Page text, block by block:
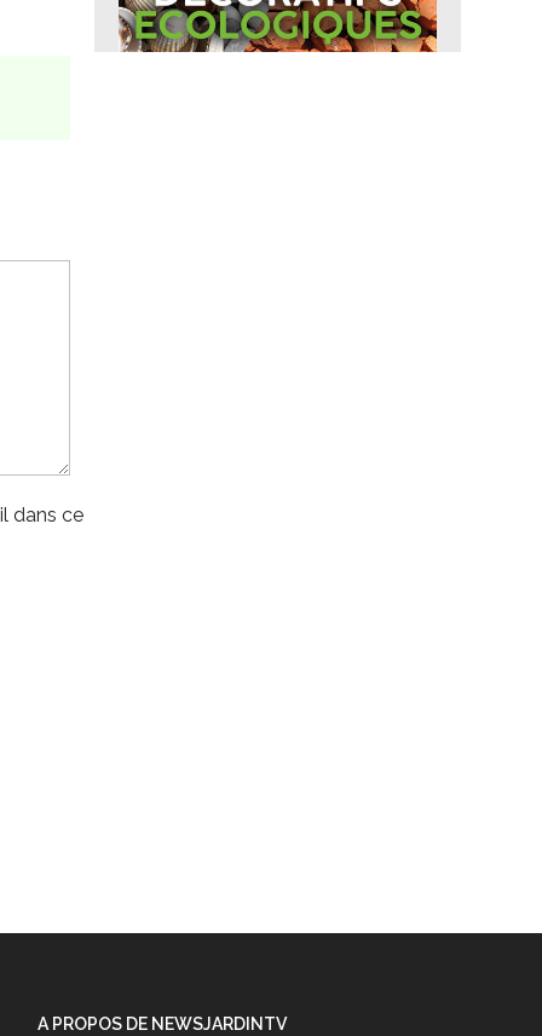
dans ce
A PROPOS DE NEWSJARDINTV